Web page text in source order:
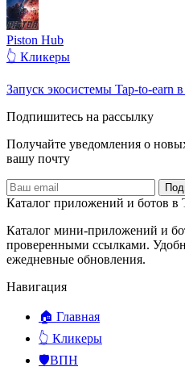
Piston Hub
👆 Кликеры
Запуск экосистемы Tap-to-earn
Подпишитесь на рассылку
Получайте уведомления о
вашу почту
Каталог приложений и ботов в
Каталог мини-приложений и
проверенными ссылками.
ежедневные обновления.
Навигация
🏠 Главная
👆 Кликеры
🛡️ВПН